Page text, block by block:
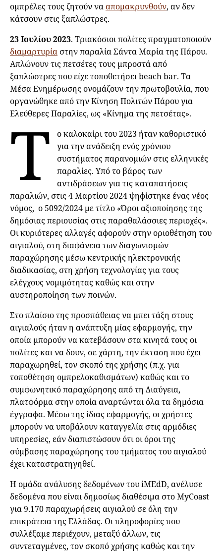
ομπρέλες τους ζητούν νααπομακρυνθούν, αν δεν
κάτσουν στις ξαπλώστρες.
23 Ιουλίου 2023. Τριακόσιοι πολίτες πραγματοποιούν
διαμαρτυρία στην παραλία Σάντα Μαρία της Πάρου.
Απλώνουν τις πετσέτες τους μπροστά από
ξαπλώστρες που είχε τοποθετήσει beach bar. Τα
Μέσα Ενημέρωσης ονομάζουν την πρωτοβουλία, που
οργανώθηκε από την Κίνηση Πολιτών Πάρου για
Ελεύθερες Παραλίες, ως «Κίνημα της πετσέτας».
Τ
ο καλοκαίρι του 2023 ήταν καθοριστικό
για την ανάδειξη ενός χρόνιου
συστήματος παρανομιών στις ελληνικές
παραλίες. Υπό το βάρος των
αντιδράσεων για τις καταπατήσεις
παραλιών, στις 4 Μαρτίου 2024 ψηφίστηκε ένας νέος
νόμος, ο 5092/2024 με τίτλο «Όροι αξιοποίησης της
δημόσιας περιουσίας στις παραθαλάσσιες περιοχές».
Οι κυριότερες αλλαγές αφορούν στην οριοθέτηση του
αιγιαλού, στη διαφάνεια των διαγωνισμών
παραχώρησης μέσω κεντρικής ηλεκτρονικής
διαδικασίας, στη χρήση τεχνολογίας για τους
ελέγχους νομιμότητας καθώς και στην
αυστηροποίηση των ποινών.
Στο πλαίσιο της προσπάθειας να μπει τάξη στους
αιγιαλούς ήταν η ανάπτυξη μίας εφαρμογής, την
οποία μπορούν να κατεβάσουν στα κινητά τους οι
πολίτες και να δουν, σε χάρτη, την έκταση που έχει
παραχωρηθεί, τον σκοπό της χρήσης (π.χ. για
τοποθέτηση ομπρελοκαθισμάτων) καθώς και το
συμφωνητικό παραχώρησης από τη Διαύγεια,
πλατφόρμα στην οποία αναρτώνται όλα τα δημόσια
έγγραφα. Μέσω της ίδιας εφαρμογής, οι χρήστες
μπορούν να υποβάλουν καταγγελία στις αρμόδιες
υπηρεσίες, εάν διαπιστώσουν ότι οι όροι της
σύμβασης παραχώρησης του τμήματος του αιγιαλού
έχει καταστρατηγηθεί.
Η ομάδα ανάλυσης δεδομένων του iMEdD, ανέλυσε
δεδομένα που είναι δημοσίως διαθέσιμα στο MyCoast
για 9.170 παραχωρήσεις αιγιαλού σε όλη την
επικράτεια της Ελλάδας. Οι πληροφορίες που
συλλέξαμε περιέχουν, μεταξύ άλλων, τις
συντεταγμένες, τον σκοπό χρήσης καθώς και την